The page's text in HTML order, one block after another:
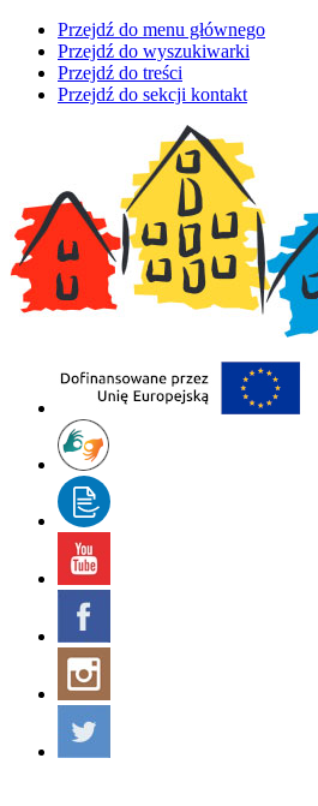
Przejdź do menu głównego
Przejdź do wyszukiwarki
Przejdź do treści
Przejdź do sekcji kontakt